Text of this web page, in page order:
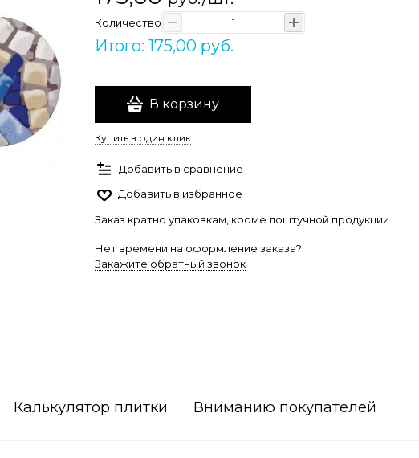
Количество
Итого: 175,00 руб.
В корзину
Купить в один клик
Добавить в сравнение
Добавить в избранное
Заказ кратно упаковкам, кроме поштучной продукции.
Нет времени на оформление заказа?
Закажите обратный звонок
Калькулятор плитки Вниманию покупателей